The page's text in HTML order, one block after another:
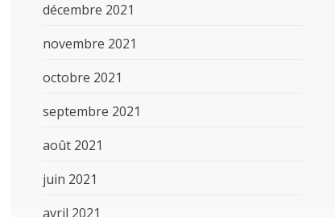
décembre 2021
novembre 2021
octobre 2021
septembre 2021
août 2021
juin 2021
avril 2021